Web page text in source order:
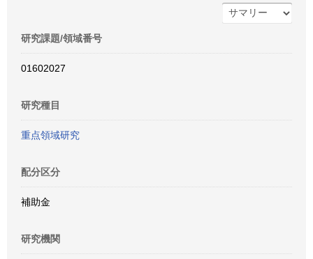
研究課題/領域番号
01602027
研究種目
重点領域研究
配分区分
補助金
研究機関